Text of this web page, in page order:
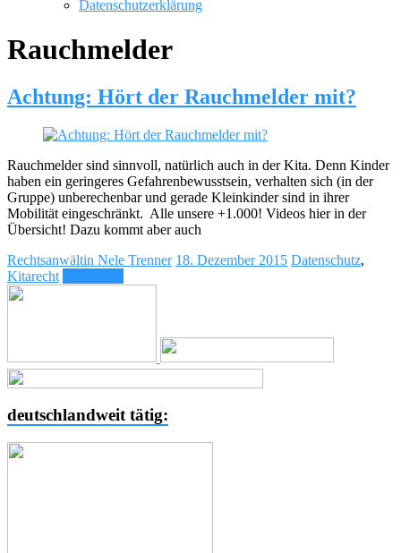
Datenschutzerklärung
Rauchmelder
Achtung: Hört der Rauchmelder mit?
Rauchmelder sind sinnvoll, natürlich auch in der Kita. Denn Kinder
haben ein geringeres Gefahrenbewusstsein, verhalten sich (in der
Gruppe) unberechenbar und gerade Kleinkinder sind in ihrer
Mobilität eingeschränkt. Alle unsere +1.000! Videos hier in der
Übersicht! Dazu kommt aber auch
Rechtsanwältin Nele Trenner 18. Dezember 2015 Datenschutz,
Kitarecht
deutschlandweit tätig: